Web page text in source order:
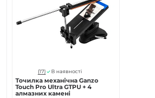
(17) В наявності
Точилка механічна Ganzo
Touch Pro Ultra GTPU + 4
алмазних камені